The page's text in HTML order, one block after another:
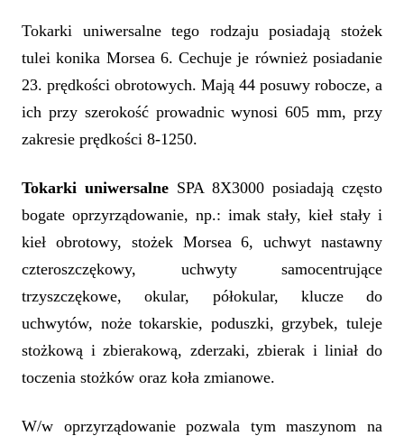
Tokarki uniwersalne tego rodzaju posiadają stożek
tulei konika Morsea 6. Cechuje je również posiadanie
23. prędkości obrotowych. Mają 44 posuwy robocze, a
ich przy szerokość prowadnic wynosi 605 mm, przy
zakresie prędkości 8-1250.
Tokarki uniwersalne SPA 8X3000 posiadają często
bogate oprzyrządowanie, np.: imak stały, kieł stały i
kieł obrotowy, stożek Morsea 6, uchwyt nastawny
czteroszczękowy, uchwyty samocentrujące
trzyszczękowe, okular, półokular, klucze do
uchwytów, noże tokarskie, poduszki, grzybek, tuleje
stożkową i zbierakową, zderzaki, zbierak i liniał do
toczenia stożków oraz koła zmianowe.
W/w oprzyrządowanie pozwala tym maszynom na